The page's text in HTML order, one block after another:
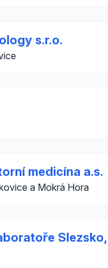
s.r.o.
medicína a.s.
a Mokrá Hora
Slezsko,